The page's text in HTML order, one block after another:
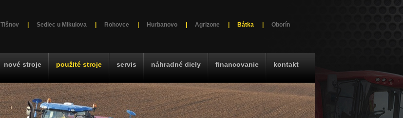
Tišnov Sedlec u Mikulova Rohovce Hurbanovo Agrizone Bátka Oborín
nové stroje použité stroje servis náhradné diely financovanie kontakt